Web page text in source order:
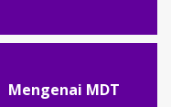
Mengenai MDT